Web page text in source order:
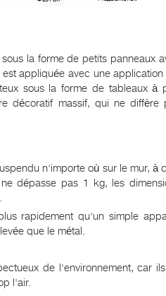
la forme de petits panneaux
appliquée avec une application
sous la forme de tableaux à
décoratif massif, qui ne diffère
n'importe où sur le mur, à
dépasse pas 1 kg, les
rapidement qu'un simple
que le métal.
de l'environnement, car
l'air.